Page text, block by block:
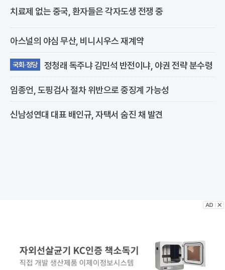
치료제 없는 중국, 환자들은 각자도생 전쟁 중
아스널의 야심 무산, 비니시우스 재계약
국회·정당 정청래 독주냐 김민석 반전이냐, 야권 전략 분수령
임종언, 도핑검사 절차 위반으로 중징계 가능성
신남성연대 대표 배인규, 자택서 숨진 채 발견